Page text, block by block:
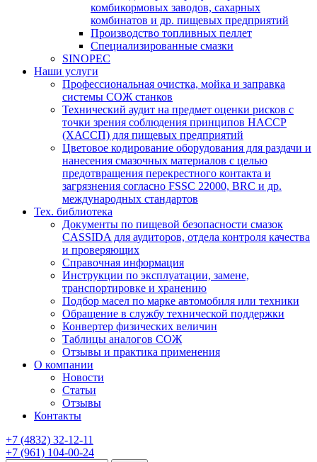
комбикормовых заводов, сахарных
комбинатов и др. пищевых предприятий
Производство топливных пеллет
Специализированные смазки
SINOPEC
Наши услуги
Профессиональная очистка, мойка и заправка
системы СОЖ станков
Технический аудит на предмет оценки рисков с
точки зрения соблюдения принципов HACCP
(ХАССП) для пищевых предприятий
Цветовое кодирование оборудования для раздачи и
нанесения смазочных материалов с целью
предотвращения перекрестного контакта и
загрязнения согласно FSSC 22000, BRC и др.
международных стандартов
Тех. библиотека
Документы по пищевой безопасности смазок
CASSIDA для аудиторов, отдела контроля качества
и проверяющих
Справочная информация
Инструкции по эксплуатации, замене,
транспортировке и хранению
Подбор масел по марке автомобиля или техники
Обращение в службу технической поддержки
Конвертер физических величин
Таблицы аналогов СОЖ
Отзывы и практика применения
О компании
Новости
Статьи
Отзывы
Контакты
+7 (4832) 32-12-11
+7 (961) 104-00-24